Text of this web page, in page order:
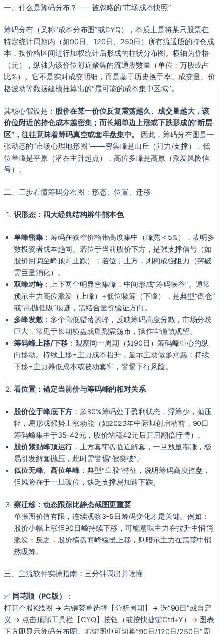
一、什么是筹码分布？——被忽略的“市场成本快照”
筹码分布（又称“成本分布图”或CYQ），本质上是将某只股票在
特定统计周期内（如90日、120日、250日）所有流通股的持仓成
本，按价格区间进行加权统计后形成的柱状分布图。横轴为价格
（元），纵轴为该价位附近聚集的流通股数量（单位：万股或占
比%）。它不是实时成交明细，而是基于历史换手率、成交量、价
格波动等数据建模推算出的“最可能的成本集中区域”。
其核心假设是： 股价在某一价位反复震荡越久、成交量越大，该
价位附近的持仓成本越密集；而长期单边上涨或下跌形成的“断层
区”，往往意味着筹码真空或套牢盘集中。
因此，筹码分布图是一
张动态的“市场心理地形图”——密集峰是山丘（阻力/支撑），低
位单峰是平原（潜在主升起点），高位多峰是高原（派发风险信
号）。
二、三步看懂筹码分布图：形态、位置、迁移
识形态：四大经典结构辨牛熊本色
单峰密集 ：筹码在狭窄价格带高度集中（峰宽＜5%），表明多
数投资者成本趋同。若位于当前股价下方，是强支撑信号（如
股价回调至峰顶即止跌）；若位于上方，则构成强阻力（突破
需巨量消化）。
双峰对峙 ：上下两个明显密集峰，中间形成“筹码峡谷”。通常
预示主力高位派发（上峰）+低位吸筹（下峰），是典型“倒仓”
或“高抛低吸”痕迹，需结合量价验证方向。
多峰发散 ：多个高低错落的峰，反映筹码高度分散，市场分歧
巨大，常见于长期横盘或剧烈震荡市，操作宜谨慎观望。
筹码峰上移/下移 ：观察同一周期（如90日）筹码峰重心的纵
向移动。持续上移=主力成本抬升，显示主动做多意愿；持续
下移=主力摊低成本或被动套牢，警惕下行风险。
看位置：锚定当前价与筹码峰的相对关系
股价位于峰底下方 ：超80%筹码处于盈利状态，浮筹少，抛压
轻，易形成强势上涨动能（如2023年中际旭创启动前，90日
筹码峰集中于35–42元，股价站稳42元后开启翻倍行情）。
股价紧贴峰顶运行：上方套牢盘临近解套，一旦放量滞涨，极
易引发解套抛压，此时需警惕“假突破”。
低位无峰、高位单峰 ：典型“庄股”特征，说明筹码高度控盘，
但风险在于一旦破位，缺乏支撑易加速下跌。
察迁移：动态跟踪比静态截图更重要
单张图价值有限，连续观察3–5日筹码变化才是关键。例如：
股价小幅上涨但90日峰持续下移，可能意味主力在拉升中悄悄
派发；反之，股价横盘而峰缓慢上移，则暗示主力在震荡中悄
然吸筹。
三、主流软件实操指南：三分钟调出并读懂
✅ 同花顺（PC版）
：
打开个股K线图 → 右键菜单选择【分析周期】→ 选“90日”或自定
义 → 点击顶部工具栏【CYQ】按钮（或按快捷键Ctrl+Y）→ 图表
下方即显示筹码分布图。右键图中可切换“90日/120日/250日”周